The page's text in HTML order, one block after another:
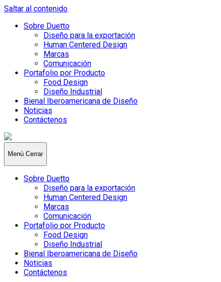
Saltar al contenido
Sobre Duetto
Diseño para la exportación
Human Centered Design
Marcas
Comunicación
Portafolio por Producto
Food Design
Diseño Industrial
Bienal Iberoamericana de Diseño
Noticias
Contáctenos
Duetto
Design
Menú Cerrar
Sobre Duetto
Diseño para la exportación
Human Centered Design
Marcas
Comunicación
Portafolio por Producto
Food Design
Diseño Industrial
Bienal Iberoamericana de Diseño
Noticias
Contáctenos